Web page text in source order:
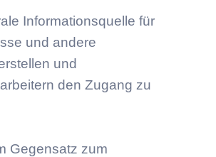
Informationsquelle für
und andere
und
den Zugang zu
Gegensatz zum